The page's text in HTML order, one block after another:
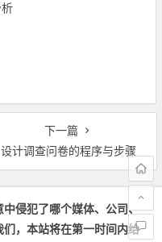
下一篇
设计调查问卷的程序与步骤
侵犯了哪个媒体、公司、
，本站将在第一时间内给